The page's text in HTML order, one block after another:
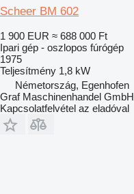
Scheer BM 602
1 900 EUR ≈ 688 000 Ft
Ipari gép - oszlopos fúrógép
1975
Teljesítmény 1,8 kW
Németország, Egenhofen
Graf Maschinenhandel GmbH
Kapcsolatfelvétel az eladóval